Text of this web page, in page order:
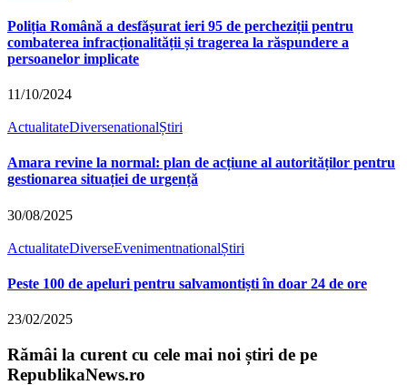
Poliția Română a desfășurat ieri 95 de percheziții pentru
combaterea infracționalității și tragerea la răspundere a
persoanelor implicate
11/10/2024
ActualitateDiversenationalȘtiri
Amara revine la normal: plan de acțiune al autorităților pentru
gestionarea situației de urgență
30/08/2025
ActualitateDiverseEvenimentnationalȘtiri
Peste 100 de apeluri pentru salvamontiști în doar 24 de ore
23/02/2025
Rămâi la curent cu cele mai noi știri de pe
RepublikaNews.ro